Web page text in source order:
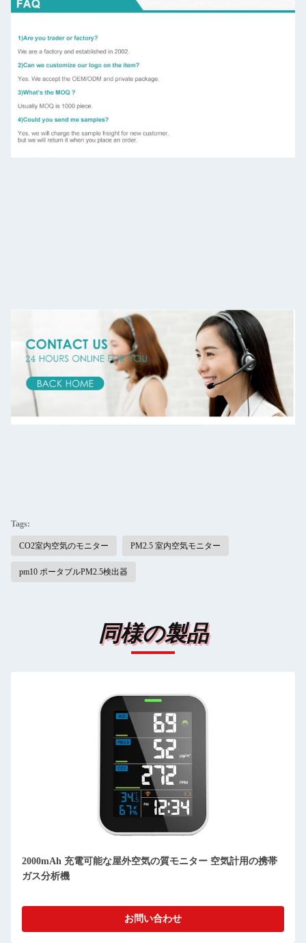
Tags:
CO2室内空気のモニター PM2.5 室内空気モニター
pm10 ポータブルPM2.5検出器
同様の製品
WiFi 空気品質計 PM2.5 室内空気モニター 温度 湿度 400ppm
- 5000ppm
お問い合わせ